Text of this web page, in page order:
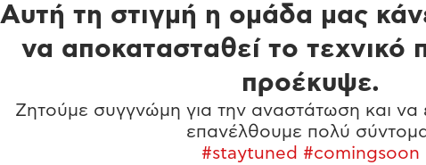
Αυτή τη στιγμή η ομάδα μας
να αποκατασταθεί το τεχνικό
προέκυψε.
Ζητούμε συγγνώμη για την αναστάτωση και να
επανέλθουμε πολύ
#staytuned #comingsoon